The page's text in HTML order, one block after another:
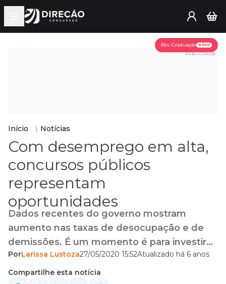
Open main menu
Pós-Graduação NOVO
PUBLICIDADE
Início Notícias
Com desemprego em alta,
concursos públicos
representam
oportunidades
Dados recentes do governo mostram
aumento nas taxas de desocupação e de
demissões. É um momento é para investir
em concursos públicos e ter uma nova
chance.
PorLarissa Lustoza27/05/2020 15:52Atualizado há 6 anos
Compartilhe esta notícia